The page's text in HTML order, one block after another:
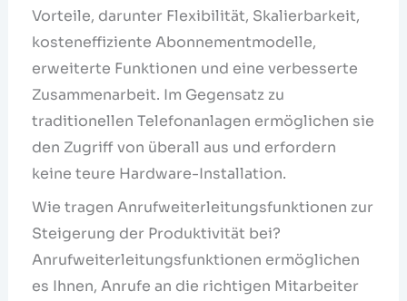
Vorteile, darunter Flexibilität, Skalierbarkeit,
kosteneffiziente Abonnementmodelle,
erweiterte Funktionen und eine verbesserte
Zusammenarbeit. Im Gegensatz zu
traditionellen Telefonanlagen ermöglichen sie
den Zugriff von überall aus und erfordern
keine teure Hardware-Installation.
Wie tragen Anrufweiterleitungsfunktionen zur
Steigerung der Produktivität bei?
Anrufweiterleitungsfunktionen ermöglichen
es Ihnen, Anrufe an die richtigen Mitarbeiter